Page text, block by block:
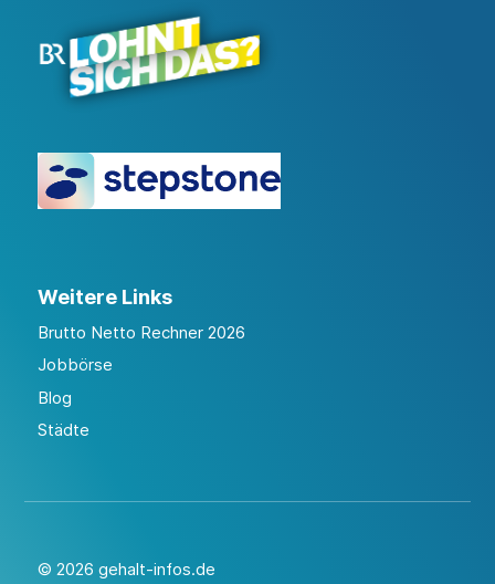
Weitere Links
Brutto Netto Rechner 2026
Jobbörse
Blog
Städte
© 2026 gehalt-infos.de